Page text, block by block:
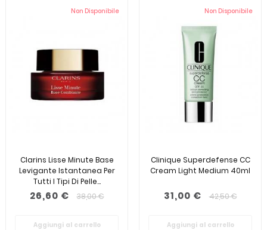
Non Disponibile
Clarins Lisse Minute Base
Levigante Istantanea Per
Tutti I Tipi Di Pelle...
26,60 € 38,00 €
Aggiungi al carrello
Non Disponibile
Clinique Superdefense CC
Cream Light Medium 40ml
31,00 € 42,50 €
Aggiungi al carrello